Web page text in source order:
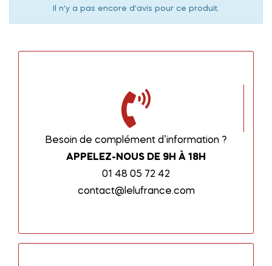
Il n'y a pas encore d'avis pour ce produit.
Besoin de complément d’information ?
APPELEZ-NOUS DE 9H À 18H
01 48 05 72 42
contact@lelufrance.com